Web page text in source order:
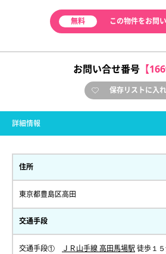
無料 この物件をお問
お問い合せ番号【
保存リストに入
詳細情報
住所
東京都豊島区高田
交通手段
交通手段① ＪＲ山手線 高田馬場駅 徒歩１